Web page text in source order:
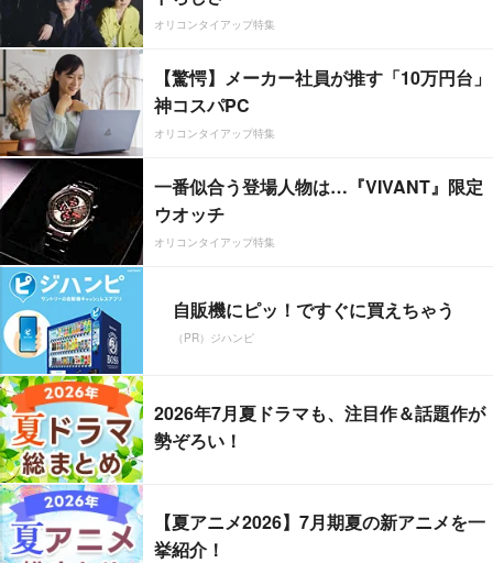
オリコンタイアップ特集
【驚愕】メーカー社員が推す「10万円台」
神コスパPC
オリコンタイアップ特集
一番似合う登場人物は…『VIVANT』限定
ウオッチ
オリコンタイアップ特集
自販機にピッ！ですぐに買えちゃう
（PR）ジハンピ
2026年7月夏ドラマも、注目作＆話題作が
勢ぞろい！
【夏アニメ2026】7月期夏の新アニメを一
挙紹介！